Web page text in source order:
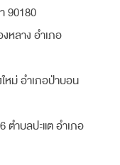
90180
หลาง อำเภอ
หม่ อำเภอป่าบอน
ตำบลปะแต อำเภอ